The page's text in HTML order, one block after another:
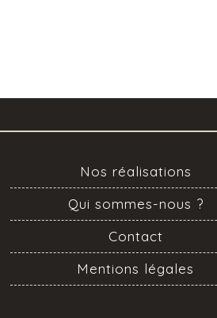
Nos réalisations
Qui sommes-nous ?
Contact
Mentions légales